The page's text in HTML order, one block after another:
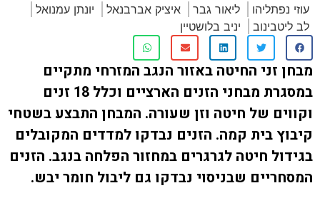
קשר
ארגון עובדי הפלחה
ליאור גבר איציק אברבנאל
יונתן עמנואל
יניב בלושטיין
החיטה באזור הנגב המזרחי מתקיים
במסגרת מבחני הזנים הארציים וכלל 18 זנים
של חיטה וזן שעורה. המבחן התבצע בשטחי
בית קמה. הזנים נבדקו למדדים המקובלים
חיטה לגרגרים במחזור הפלחה בנגב. הזנים
שבניסוי נבדקו גם ליבול חומר יבש.